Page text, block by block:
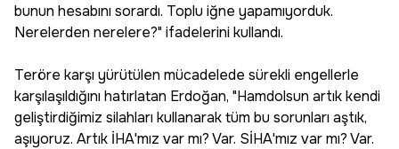
bunun hesabını sorardı. Toplu iğne yapamıyorduk.
Nerelerden nerelere?" ifadelerini kullandı.
Teröre karşı yürütülen mücadelede sürekli engellerle
karşılaşıldığını hatırlatan Erdoğan, "Hamdolsun artık kendi
geliştirdiğimiz silahları kullanarak tüm bu sorunları aştık,
aşıyoruz. Artık İHA'mız var mı? Var. SİHA'mız var mı? Var.